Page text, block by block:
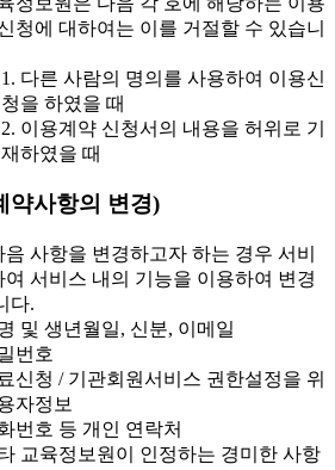
청에 대하여는 이를 거절할 수 있습니
1. 다른 사람의 명의를 사용하여 이용신
청을 하였을 때
2. 이용계약 신청서의 내용을 허위로 기
재하였을 때
약사항의 변경)
사항을 변경하고자 하는 경우 서비
여 서비스 내의 기능을 이용하여 변경
다.
및 생년월일, 신분, 이메일
번호
신청 / 기관회원서비스 권한설정을 위
자정보
번호 등 개인 연락처
교육정보원이 인정하는 경미한 사항